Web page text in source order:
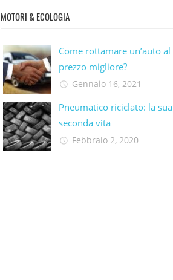
MOTORI & ECOLOGIA
Come rottamare un’auto al
prezzo migliore?
Gennaio 16, 2021
Pneumatico riciclato: la sua
seconda vita​
Febbraio 2, 2020